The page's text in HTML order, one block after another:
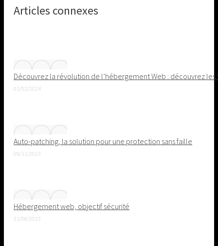
Pinterest
Articles connexes
Découvrez la révolution de l’hébergement Web : découvrez les
01/02/2024
Auto-patching, la solution pour une protection sans faille
09/11/2023
Hébergement web, objectif sécurité
31/08/2023